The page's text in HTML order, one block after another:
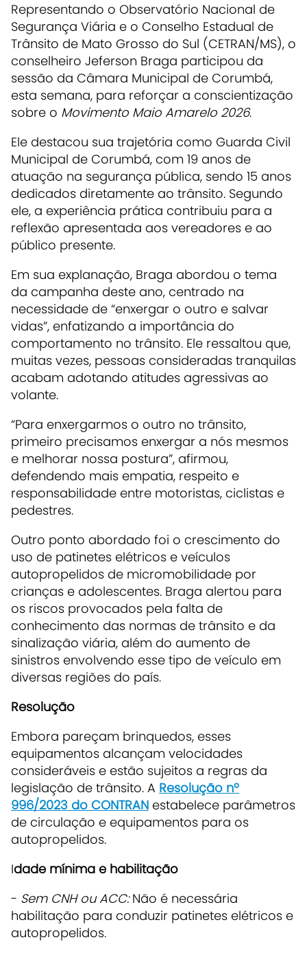
Representando o Observatório Nacional de
Segurança Viária e o Conselho Estadual de
Trânsito de Mato Grosso do Sul (CETRAN/MS), o
conselheiro Jeferson Braga participou da
sessão da Câmara Municipal de Corumbá,
esta semana, para reforçar a conscientização
sobre o Movimento Maio Amarelo 2026.
Ele destacou sua trajetória como Guarda Civil
Municipal de Corumbá, com 19 anos de
atuação na segurança pública, sendo 15 anos
dedicados diretamente ao trânsito. Segundo
ele, a experiência prática contribuiu para a
reflexão apresentada aos vereadores e ao
público presente.
Em sua explanação, Braga abordou o tema
da campanha deste ano, centrado na
necessidade de “enxergar o outro e salvar
vidas”, enfatizando a importância do
comportamento no trânsito. Ele ressaltou que,
muitas vezes, pessoas consideradas tranquilas
acabam adotando atitudes agressivas ao
volante.
“Para enxergarmos o outro no trânsito,
primeiro precisamos enxergar a nós mesmos
e melhorar nossa postura”, afirmou,
defendendo mais empatia, respeito e
responsabilidade entre motoristas, ciclistas e
pedestres.
Outro ponto abordado foi o crescimento do
uso de patinetes elétricos e veículos
autopropelidos de micromobilidade por
crianças e adolescentes. Braga alertou para
os riscos provocados pela falta de
conhecimento das normas de trânsito e da
sinalização viária, além do aumento de
sinistros envolvendo esse tipo de veículo em
diversas regiões do país.
Resolução
Embora pareçam brinquedos, esses
equipamentos alcançam velocidades
consideráveis e estão sujeitos a regras da
legislação de trânsito. A Resolução nº
996/2023 do CONTRAN estabelece parâmetros
de circulação e equipamentos para os
autopropelidos.
Idade mínima e habilitação
- Sem CNH ou ACC:Não é necessária
habilitação para conduzir patinetes elétricos e
autopropelidos.